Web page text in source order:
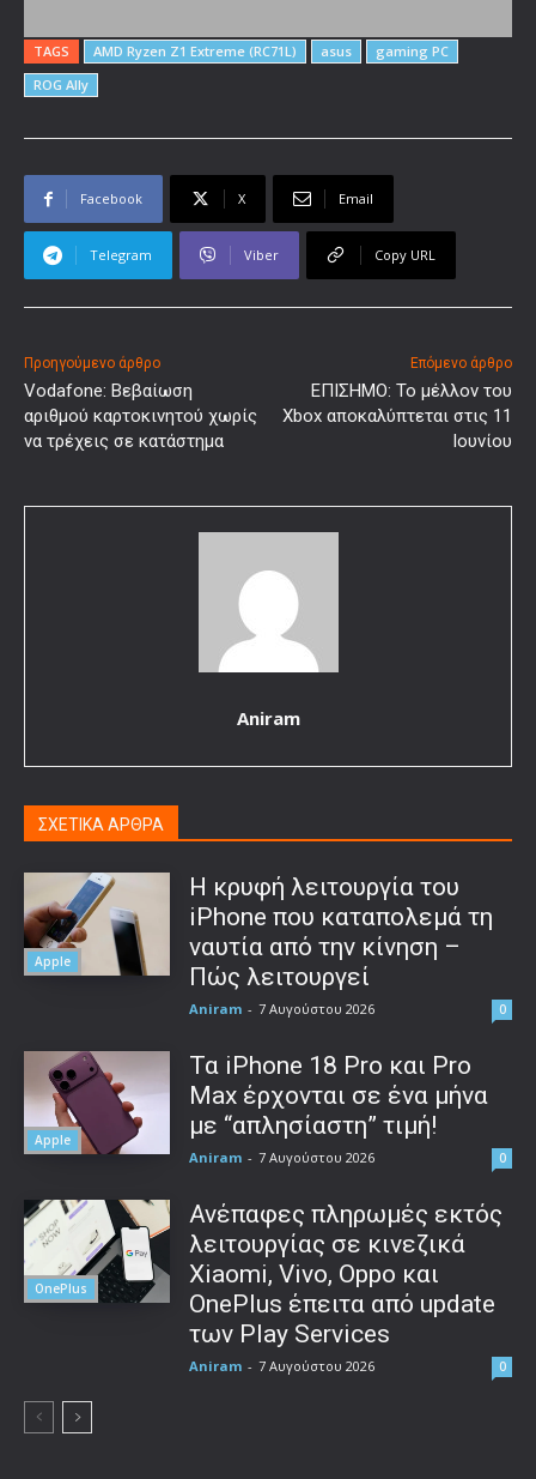
TAGS AMD Ryzen Z1 Extreme (RC71L) asus
gaming PC
ROG Ally
Facebook X Email
Telegram Viber Copy URL
Προηγούμενο άρθρο
Vodafone: Βεβαίωση
αριθμού καρτοκινητού χωρίς
να τρέχεις σε κατάστημα
Επόμενο άρθρο
ΕΠΙΣΗΜΟ: Το μέλλον του
Xbox αποκαλύπτεται στις 11
Ιουνίου
Aniram
ΣΧΕΤΙΚΑ ΑΡΘΡΑ
Apple
Η κρυφή λειτουργία του
iPhone που καταπολεμά τη
ναυτία από την κίνηση –
Πώς λειτουργεί
Aniram - 7 Αυγούστου 2026 0
Apple
Τα iPhone 18 Pro και Pro
Max έρχονται σε ένα μήνα
με “απλησίαστη” τιμή!
Aniram - 7 Αυγούστου 2026 0
OnePlus
Ανέπαφες πληρωμές εκτός
λειτουργίας σε κινεζικά
Xiaomi, Vivo, Oppo και
OnePlus έπειτα από update
των Play Services
Aniram - 7 Αυγούστου 2026 0